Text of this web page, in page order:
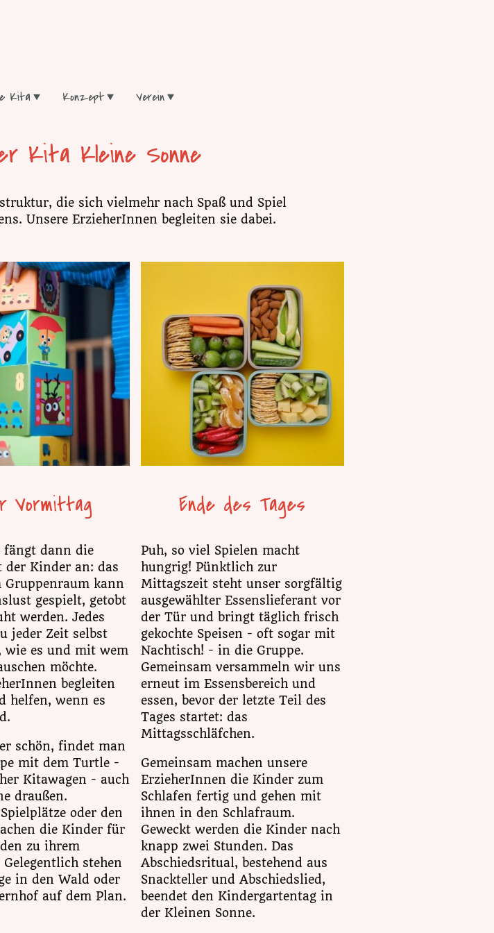
Kita Konzept Verein
Kita Kleine Sonne
die sich vielmehr nach Spaß und Spiel
Unsere ErzieherInnen begleiten sie dabei.
Vormittag
fängt dann die
der Kinder an: das
Gruppenraum kann
gespielt, getobt
werden. Jedes
jeder Zeit selbst
wie es und mit wem
möchte.
begleiten
helfen, wenn es
schön, findet man
mit dem Turtle -
Kitawagen - auch
draußen.
oder den
die Kinder für
zu ihrem
stehen
in den Wald oder
auf dem Plan.
Ende des Tages
Puh, so viel Spielen macht
hungrig! Pünktlich zur
Mittagszeit steht unser sorgfältig
ausgewählter Essenslieferant vor
der Tür und bringt täglich frisch
gekochte Speisen - oft sogar mit
Nachtisch! - in die Gruppe.
Gemeinsam versammeln wir uns
erneut im Essensbereich und
essen, bevor der letzte Teil des
Tages startet: das
Mittagsschläfchen.
Gemeinsam machen unsere
ErzieherInnen die Kinder zum
Schlafen fertig und gehen mit
ihnen in den Schlafraum.
Geweckt werden die Kinder nach
knapp zwei Stunden. Das
Abschiedsritual, bestehend aus
Snackteller und Abschiedslied,
beendet den Kindergartentag in
der Kleinen Sonne.